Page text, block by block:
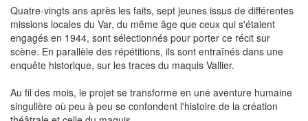
Quatre-vingts ans après les faits, sept jeunes issus de différentes
missions locales du Var, du même âge que ceux qui s'étaient
engagés en 1944, sont sélectionnés pour porter ce récit sur
scène. En parallèle des répétitions, ils sont entraînés dans une
enquête historique, sur les traces du maquis Vallier.
Au fil des mois, le projet se transforme en une aventure humaine
singulière où peu à peu se confondent l'histoire de la création